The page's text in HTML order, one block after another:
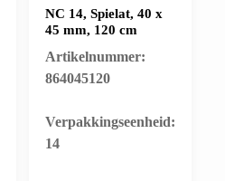
NC 14, Spielat, 40 x
45 mm, 120 cm
Artikelnummer:
864045120
​Verpakkingseenheid:
14